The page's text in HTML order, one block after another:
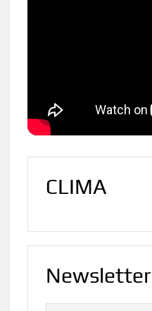
CLIMA
Newsletter